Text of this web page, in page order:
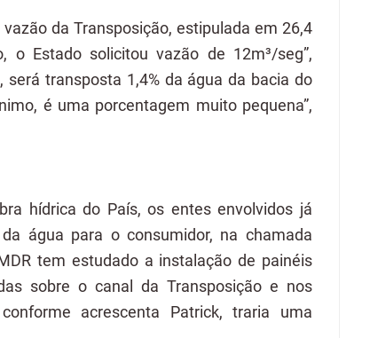
da Transposição, estipulada em 26,4
o Estado solicitou vazão de 12m³/seg”,
transposta 1,4% da água da bacia do
é uma porcentagem muito pequena”,
hídrica do País, os entes envolvidos já
água para o consumidor, na chamada
tem estudado a instalação de painéis
sobre o canal da Transposição e nos
acrescenta Patrick, traria uma